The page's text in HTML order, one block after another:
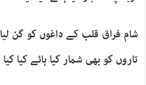
شام فراق قلب کے داغوں کو گن لیا
تاروں کو بھی شمار کیا ہائے کیا کیا